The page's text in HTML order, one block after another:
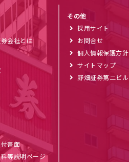
会社とは
書面
等説明ページ
その他
採用サイト
お問合せ
個人情報保護方針
サイトマップ
野畑証券第二ビル